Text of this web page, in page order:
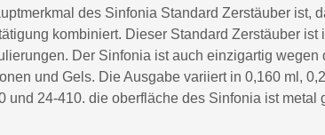
des Sinfonia Standard Zerstäuber
kombiniert. Dieser Standard Zerstäuber
Der Sinfonia ist auch einzigartig
und Gels. Die Ausgabe variiert in 0,160 ml,
und 24-410. die oberfläche des Sinfonia ist